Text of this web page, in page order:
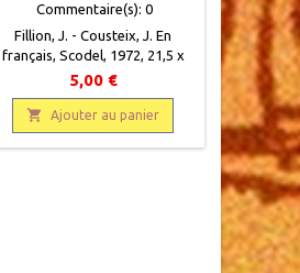
Commentaire(s): 0
Fillion, J. - Cousteix, J. En
français, Scodel, 1972, 21,5 x
19, 79 pages, broché, occasion.
Correct, traces d'une étiquette
sur la page de garde, une
partie de la page de titre
découpée, papier jauni, livre
5,00 €
 Ajouter au panier